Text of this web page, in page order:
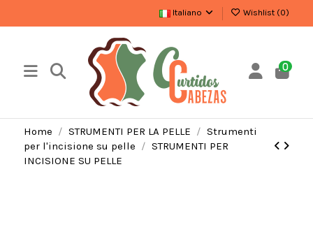
Italiano Wishlist (0)
0
Home STRUMENTI PER LA PELLE
Strumenti
per l'incisione su pelle
STRUMENTI PER
INCISIONE SU PELLE